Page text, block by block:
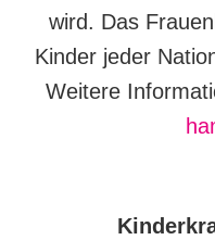
wird. Das
Kinder jeder
Weitere